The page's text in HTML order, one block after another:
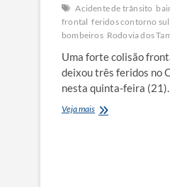
Acidente de trânsito
frontal feridos contorno sul
bombeiros Rodovia dos
Uma forte colisão
deixou três feridos no
nesta quinta-feira
Veja maisColisão